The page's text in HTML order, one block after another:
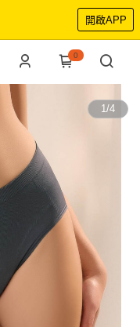
開啟APP
0
1/4